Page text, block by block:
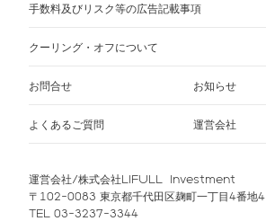
手数料及びリスク等の広告記載事項
クーリング・オフについて
お問合せ お知らせ
よくあるご質問 運営会社
運営会社/株式会社LIFULL Investment
〒102-0083 東京都千代田区麹町一丁目4番地4
TEL 03-3237-3344